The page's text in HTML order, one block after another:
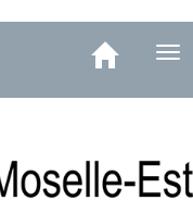
Toggle
navigation